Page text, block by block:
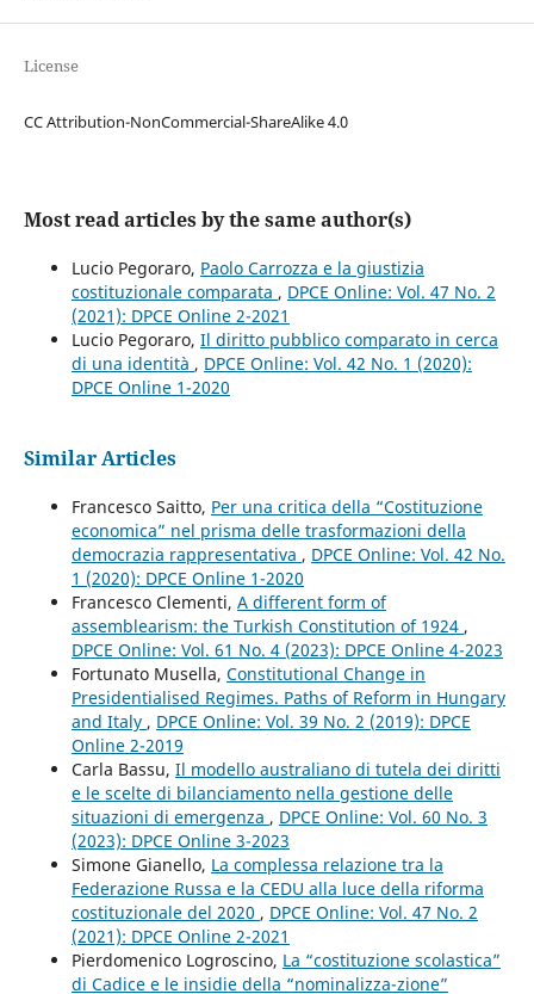
License
CC Attribution-NonCommercial-ShareAlike 4.0
Most read articles by the same author(s)
Lucio Pegoraro, Paolo Carrozza e la giustizia
costituzionale comparata , DPCE Online: Vol. 47 No. 2
(2021): DPCE Online 2-2021
Lucio Pegoraro, Il diritto pubblico comparato in cerca
di una identità , DPCE Online: Vol. 42 No. 1 (2020):
DPCE Online 1-2020
Similar Articles
Francesco Saitto, Per una critica della “Costituzione
economica” nel prisma delle trasformazioni della
democrazia rappresentativa , DPCE Online: Vol. 42 No.
1 (2020): DPCE Online 1-2020
Francesco Clementi, A different form of
assemblearism: the Turkish Constitution of 1924 ,
DPCE Online: Vol. 61 No. 4 (2023): DPCE Online 4-2023
Fortunato Musella, Constitutional Change in
Presidentialised Regimes. Paths of Reform in Hungary
and Italy , DPCE Online: Vol. 39 No. 2 (2019): DPCE
Online 2-2019
Carla Bassu, Il modello australiano di tutela dei diritti
e le scelte di bilanciamento nella gestione delle
situazioni di emergenza , DPCE Online: Vol. 60 No. 3
(2023): DPCE Online 3-2023
Simone Gianello, La complessa relazione tra la
Federazione Russa e la CEDU alla luce della riforma
costituzionale del 2020 , DPCE Online: Vol. 47 No. 2
(2021): DPCE Online 2-2021
Pierdomenico Logroscino, La “costituzione scolastica”
di Cadice e le insidie della “nominalizza-zione”